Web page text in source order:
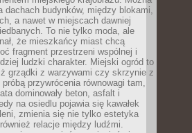
dachach budynków, między blokami,
a nawet w miejscach dawniej
To nie tylko moda, ale
że mieszkańcy miast chcą
fragment przestrzeni wspólnej i
ludzki charakter. Miejski ogród to
grządki z warzywami czy skrzynie z
próbą przywrócenia równowagi tam,
dominowały beton, asfalt i
na osiedlu pojawia się kawałek
zmienia się nie tylko estetyka
relacje między ludźmi.